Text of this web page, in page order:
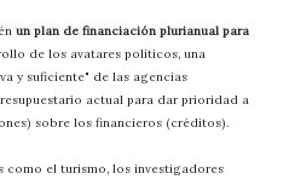
un plan de financiación plurianual para
de los avatares políticos, una
y suficiente" de las agencias
actual para dar prioridad a
sobre los financieros (créditos).
como el turismo, los investigadores